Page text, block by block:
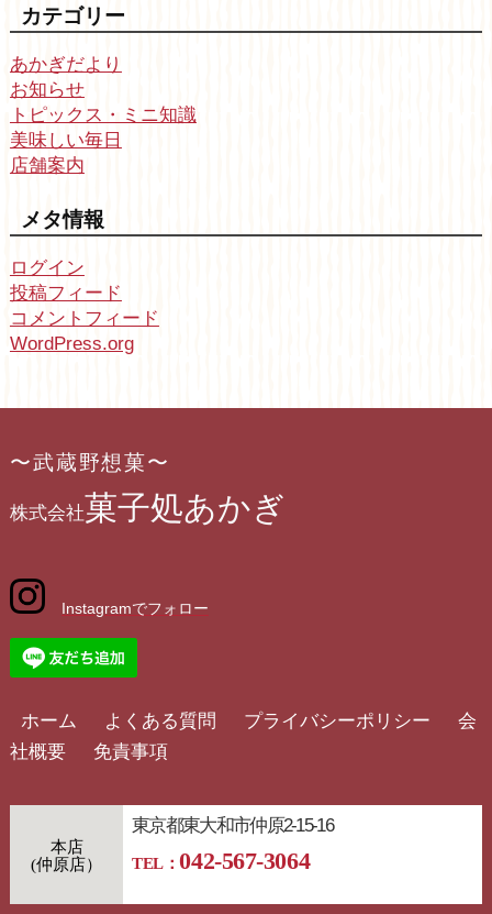
カテゴリー
あかぎだより
お知らせ
トピックス・ミニ知識
美味しい毎日
店舗案内
メタ情報
ログイン
投稿フィード
コメントフィード
WordPress.org
〜武蔵野想菓〜
株式会社菓子処あかぎ
Instagramでフォロー
ホーム よくある質問 プライバシーポリシー
会
社概要
免責事項
本店
東京都東大和市仲原2-15-16
TEL：042-567-3064